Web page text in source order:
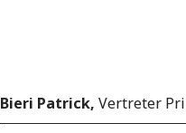
Bieri Patrick, Vertreter